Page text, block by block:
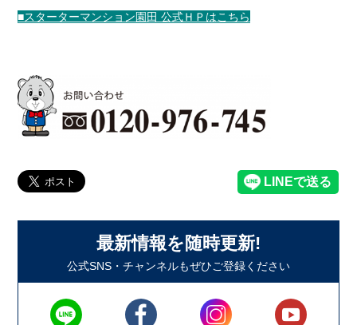
■スターターマンション園田 公式ＨＰはこちら
最新情報を随時更新!
公式SNS・チャンネルもぜひご登録ください